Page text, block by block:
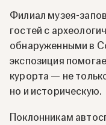
Филиал музея-
гостей с
обнаруженными в
экспозиция
курорта — не
но и историческую.
Поклонникам